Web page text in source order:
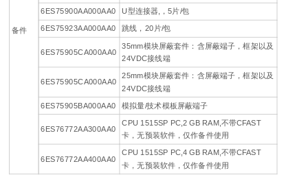
备件
6ES75900AA000AA0
U型连接器,，5片/包
6ES75923AA000AA0
跳线，20片/包
6ES75905CA000AA0
35mm模块屏蔽套件：含屏蔽端子，框架以及
24VDC接线端
6ES75905CA000AA0
25mm模块屏蔽套件：含屏蔽端子，框架以及
24VDC接线端
6ES75905BA000AA0
模拟量/技术模板屏蔽端子
6ES76772AA300AA0
CPU 1515SP PC,2 GB RAM,不带CFAST
卡，无预装软件，仅作备件使用
6ES76772AA400AA0
CPU 1515SP PC,4 GB RAM,不带CFAST
卡，无预装软件，仅作备件使用